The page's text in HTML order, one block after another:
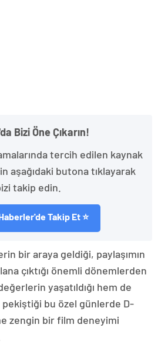
Bizi Öne Çıkarın!
tercih edilen kaynak
aşağıdaki butona tıklayarak
takip edin.
Takip Et ⭐
bir araya geldiği, paylaşımın
çıktığı önemli dönemlerden
yaşatıldığı hem de
bu özel günlerde D-
zengin bir film deneyimi